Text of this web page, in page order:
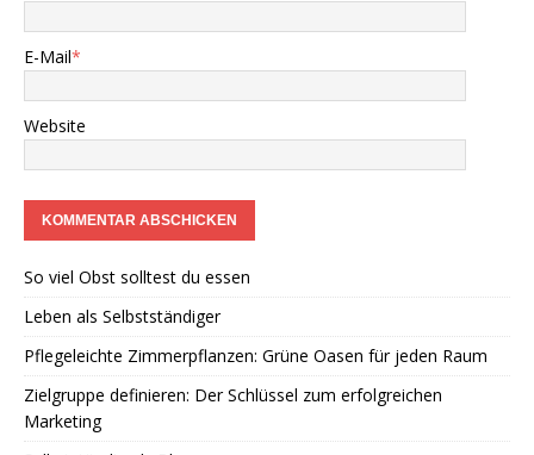
E-Mail*
Website
So viel Obst solltest du essen
Leben als Selbstständiger
Pflegeleichte Zimmerpflanzen: Grüne Oasen für jeden Raum
Zielgruppe definieren: Der Schlüssel zum erfolgreichen
Marketing